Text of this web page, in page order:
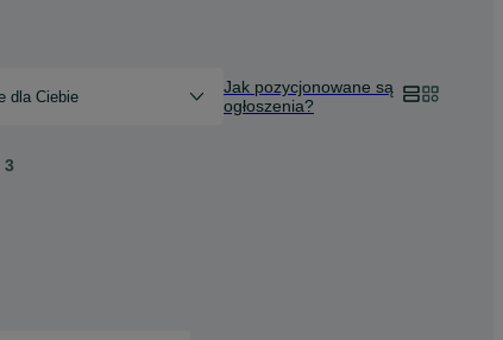
dla Ciebie
Jak pozycjonowane są
ogłoszenia?
3